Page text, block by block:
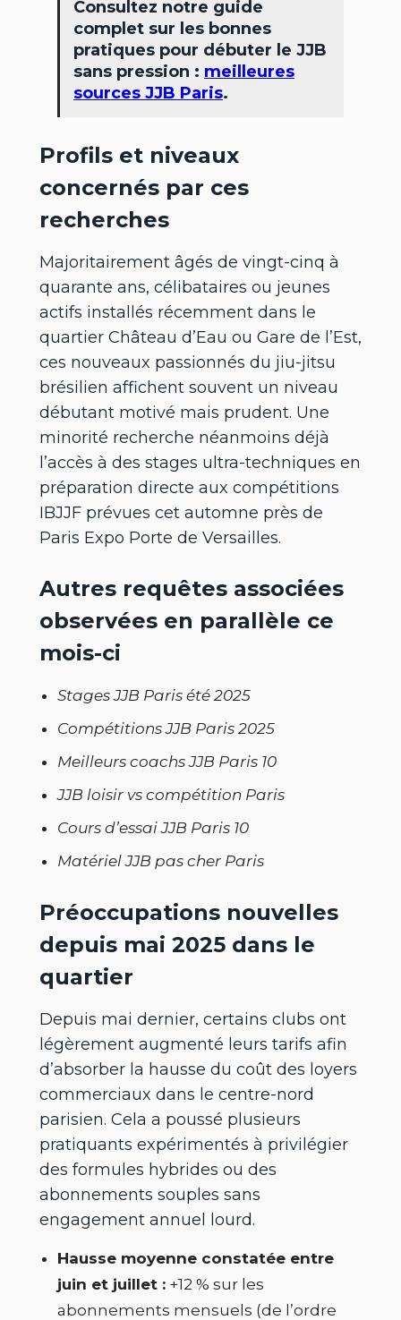
Consultez notre guide
complet sur les bonnes
pratiques pour débuter le JJB
sans pression : meilleures
sources JJB Paris.
Profils et niveaux
concernés par ces
recherches
Majoritairement âgés de vingt-cinq à
quarante ans, célibataires ou jeunes
actifs installés récemment dans le
quartier Château d’Eau ou Gare de l’Est,
ces nouveaux passionnés du jiu-jitsu
brésilien affichent souvent un niveau
débutant motivé mais prudent. Une
minorité recherche néanmoins déjà
l’accès à des stages ultra-techniques en
préparation directe aux compétitions
IBJJF prévues cet automne près de
Paris Expo Porte de Versailles.
Autres requêtes associées
observées en parallèle ce
mois-ci
Stages JJB Paris été 2025
Compétitions JJB Paris 2025
Meilleurs coachs JJB Paris 10
JJB loisir vs compétition Paris
Cours d’essai JJB Paris 10
Matériel JJB pas cher Paris
Préoccupations nouvelles
depuis mai 2025 dans le
quartier
Depuis mai dernier, certains clubs ont
légèrement augmenté leurs tarifs afin
d’absorber la hausse du coût des loyers
commerciaux dans le centre-nord
parisien. Cela a poussé plusieurs
pratiquants expérimentés à privilégier
des formules hybrides ou des
abonnements souples sans
engagement annuel lourd.
Hausse moyenne constatée entre
juin et juillet : +12 % sur les
abonnements mensuels (de l’ordre